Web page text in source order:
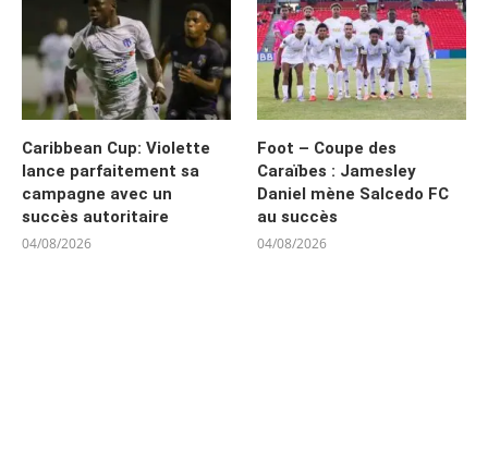
Caribbean Cup: Violette
lance parfaitement sa
campagne avec un
succès autoritaire
04/08/2026
Foot – Coupe des
Caraïbes : Jamesley
Daniel mène Salcedo FC
au succès
04/08/2026